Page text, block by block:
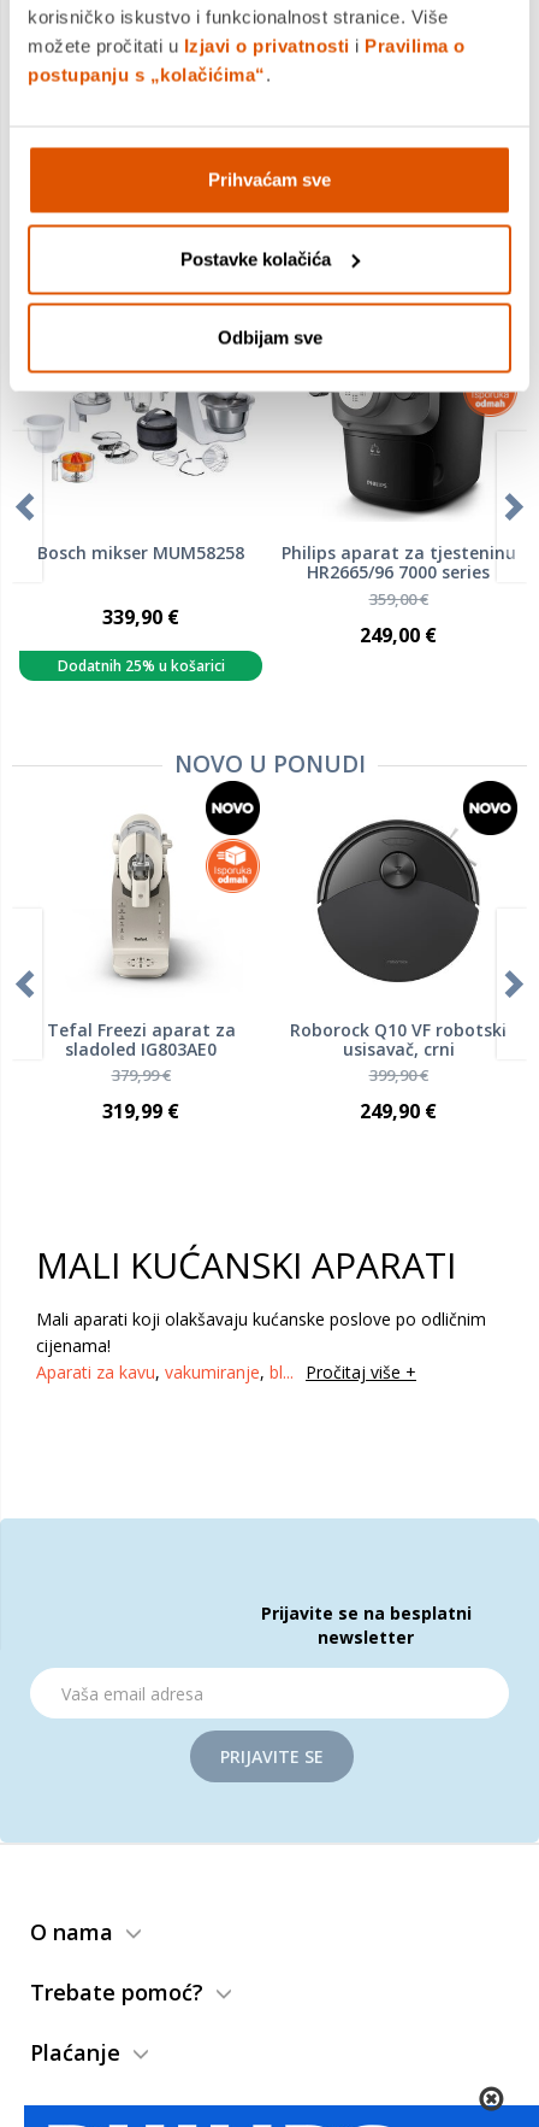
korisničko iskustvo i funkcionalnost stranice. Više
možete pročitati u Izjavi o privatnosti i Pravilima o
postupanju s „kolačićima“.
Prihvaćam sve
Postavke kolačića
Odbijam sve
Bosch usisavač BCS61113
NAJPRODAVANIJI PROIZVODI
Bosch mikser MUM58258
339,90 €
Dodatnih 25% u košarici
Philips aparat za tjesteninu
HR2665/96 7000 series
359,00 €
249,00 €
NOVO U PONUDI
Tefal Freezi aparat za
sladoled IG803AE0
379,99 €
319,99 €
Roborock Q10 VF robotski
usisavač, crni
399,90 €
249,90 €
MALI KUĆANSKI APARATI
Mali aparati koji olakšavaju kućanske poslove po odličnim
cijenama!
Aparati za kavu, vakumiranje, bl... Pročitaj više +
Prijavite se na besplatni
newsletter
PRIJAVITE SE
O nama
Trebate pomoć?
Plaćanje
Dostava